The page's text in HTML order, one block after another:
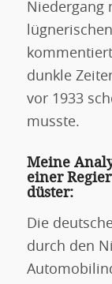
Niedergang
dunkle
vor 1933
musste.
Meine
einer
düster:
Die
durch den